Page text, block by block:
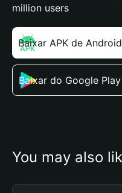
million users
Baixar APK de Android
Baixar do Google Play
You may also